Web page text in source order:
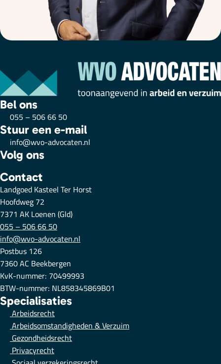
Bel ons
055 – 506 66 50
Stuur een e-mail
info@wvo-advocaten.nl
Volg ons
Contact
Landgoed Kasteel Ter Horst
Hoofdweg 72
7371 AK Loenen (Gld)
055 – 506 66 50
info@wvo-advocaten.nl
Postbus 126
7360 AC Beekbergen
KvK-nummer: 70499993
BTW-nummer: NL858345869B01
Specialisaties
Arbeidsrecht
Arbeidsomstandigheden & Verzuim
Gezondheidsrecht
Privacyrecht